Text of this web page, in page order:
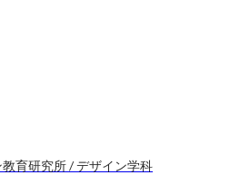
育研究所 / デザイン学科